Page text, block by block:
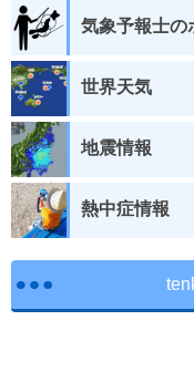
気象予報士の
世界天気
地震情報
熱中症情報